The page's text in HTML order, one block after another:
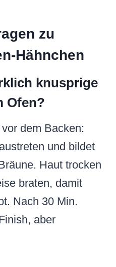
zu
Hähnchen
knusprige
Ofen?
dem Backen:
und bildet
Haut trocken
braten, damit
Nach 30 Min.
aber